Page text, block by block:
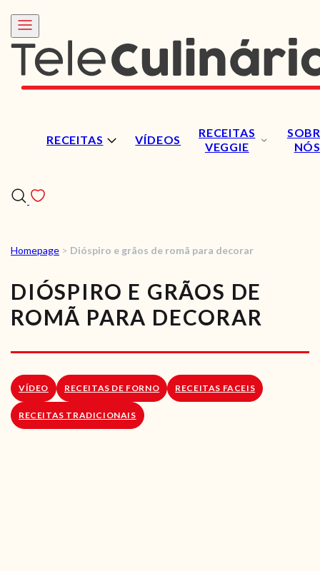
RECEITAS VÍDEOS
RECEITAS
VEGGIE
NÓS
RECEITAS
VÍDEOS
RECEITAS VEGGIE
LOJA ONLINE
Homepage > Dióspiro e grãos de romã para decorar
DIÓSPIRO E GRÃOS DE
ROMÃ PARA DECORAR
VÍDEO RECEITAS DE FORNO RECEITAS FACEIS
RECEITAS TRADICIONAIS